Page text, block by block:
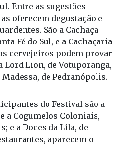
Entre as sugestões
oferecem degustação e
São a Cachaça
Fé do Sul, e a Cachaçaria
os cervejeiros podem provar
Lord Lion, de Votuporanga,
de Pedranópolis.
do Festival são a
a Cogumelos Coloniais,
e a Doces da Lila, de
aparecem o